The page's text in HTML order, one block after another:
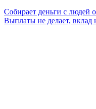
Собирает деньги с людей
Выплаты не делает, вклад